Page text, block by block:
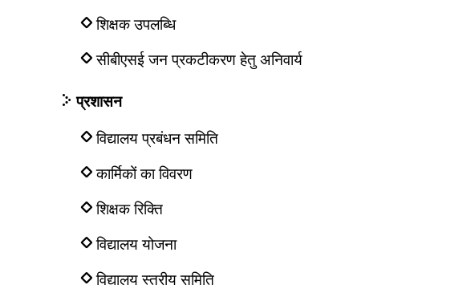
शिक्षक उपलब्धि
सीबीएसई जन प्रकटीकरण हेतु अनिवार्य
प्रशासन
विद्यालय प्रबंधन समिति
कार्मिकों का विवरण
शिक्षक रिक्ति
विद्यालय योजना
विद्यालय स्तरीय समिति